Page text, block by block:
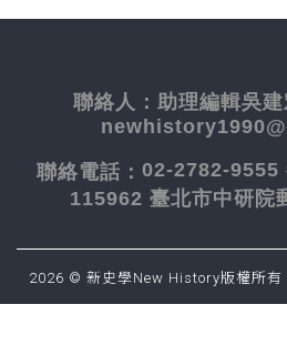
聯絡人： 助理編輯
聯絡電話： 02-2782-
115962 臺北市中研院
2026 © 新史學New History版權所有